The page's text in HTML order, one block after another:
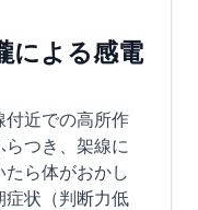
による感電
付近での高所作
つき、架線に
ら体がおかし
症状（判断力低